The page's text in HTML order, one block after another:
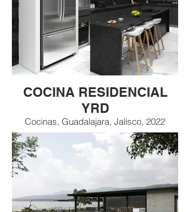
COCINA RESIDENCIAL
YRD
Cocinas, Guadalajara, Jalisco, 2022